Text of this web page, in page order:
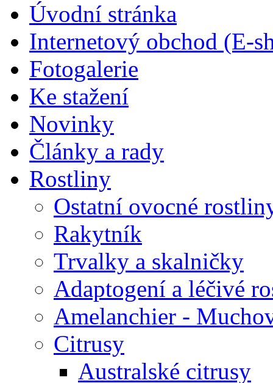
Úvodní stránka
Internetový obchod (E-
Fotogalerie
Ke stažení
Novinky
Články a rady
Rostliny
Ostatní ovocné
Rakytník
Trvalky a skalničky
Adaptogení a léčivé
Amelanchier -
Citrusy
Australské citrusy